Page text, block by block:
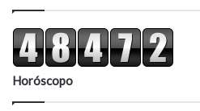
Horóscopo